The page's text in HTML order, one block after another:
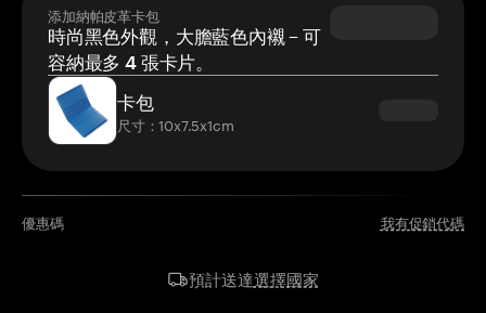
添加納帕皮革卡包
時尚黑色外觀，大膽藍色內襯 – 可
容納最多 4 張卡片。
卡包
尺寸：10x7.5x1cm
優惠碼 我有促銷代碼
預計送達選擇國家